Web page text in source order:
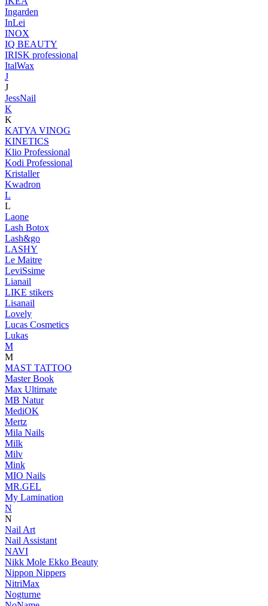
Ingarden
InLei
INOX
IQ BEAUTY
IRISK professional
ItalWax
J
J
JessNail
K
K
KATYA VINOG
KINETICS
Klio Professional
Kodi Professional
Kristaller
Kwadron
L
L
Laone
Lash Botox
Lash&go
LASHY
Le Maitre
LeviSsime
Lianail
LIKE stikers
Lisanail
Lovely
Lucas Cosmetics
Lukas
M
M
MAST TATTOO
Master Book
Max Ultimate
MB Natur
MediOK
Mertz
Mila Nails
Milk
Milv
Mink
MIO Nails
MR.GEL
My Lamination
N
N
Nail Art
Nail Assistant
NAVI
Nikk Mole Ekko Beauty
Nippon Nippers
NitriMax
Nogturne